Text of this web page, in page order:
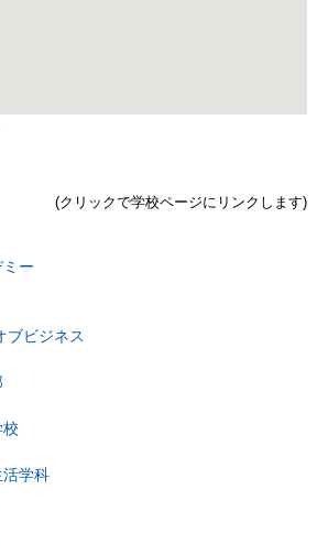
(クリックで学校ページにリンクします)
ー
ブビジネス
学科